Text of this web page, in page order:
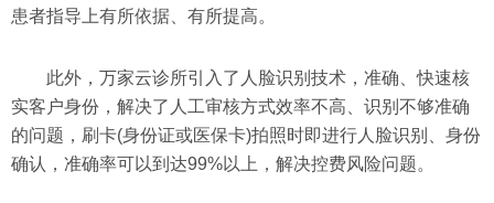
患者指导上有所依据、有所提高。
此外，万家云诊所引入了人脸识别技术，准确、快速核
实客户身份，解决了人工审核方式效率不高、识别不够准确
的问题，刷卡(身份证或医保卡)拍照时即进行人脸识别、身份
确认，准确率可以到达99%以上，解决控费风险问题。